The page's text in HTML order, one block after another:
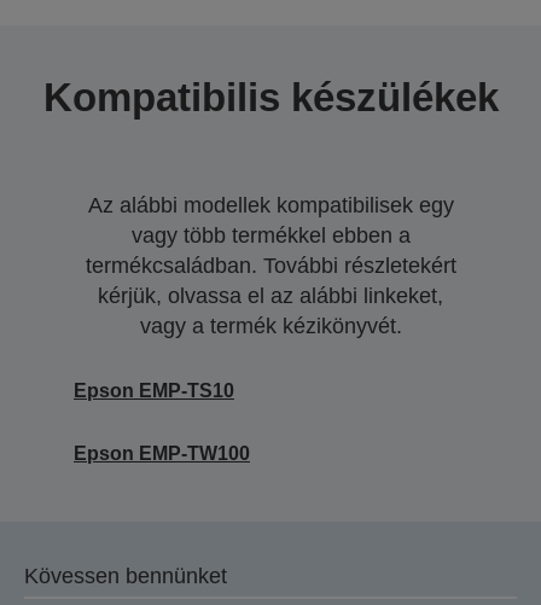
Kompatibilis készülékek
Az alábbi modellek kompatibilisek egy
vagy több termékkel ebben a
termékcsaládban. További részletekért
kérjük, olvassa el az alábbi linkeket,
vagy a termék kézikönyvét.
Epson EMP-TS10
Epson EMP-TW100
Kövessen bennünket